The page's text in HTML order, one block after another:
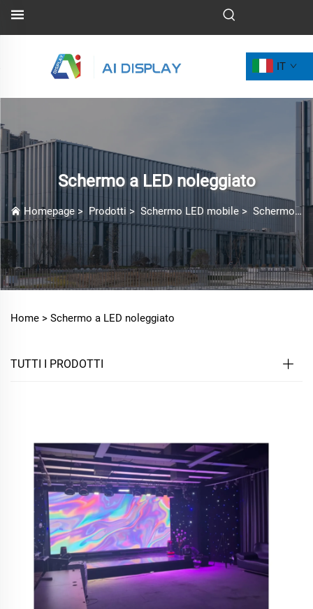
IT
Schermo a LED noleggiato
Homepage > Prodotti > Schermo LED mobile > Schermo a LED noleggiato
Home > Schermo a LED noleggiato
TUTTI I PRODOTTI